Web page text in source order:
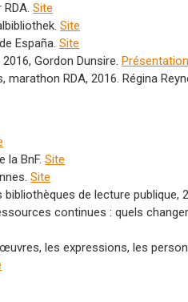
RDA.Site
Site
España.Site
Gordon Dunsire.Présentation
marathon RDA, 2016. Régina
la BnF.Site
Site
de lecture publique,
continues : quels
les expressions, les